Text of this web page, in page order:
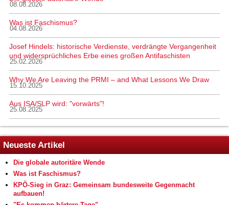
08.08.2026
Was ist Faschismus?
04.08.2026
Josef Hindels: historische Verdienste, verdrängte Vergangenheit
und widersprüchliches Erbe eines großen Antifaschisten
25.02.2026
Why We Are Leaving the PRMI – and What Lessons We Draw
15.10.2025
Aus ISA/SLP wird: "vorwärts"!
25.08.2025
Neueste Artikel
Die globale autoritäre Wende
Was ist Faschismus?
KPÖ-Sieg in Graz: Gemeinsam bundesweite Gegenmacht
aufbauen!